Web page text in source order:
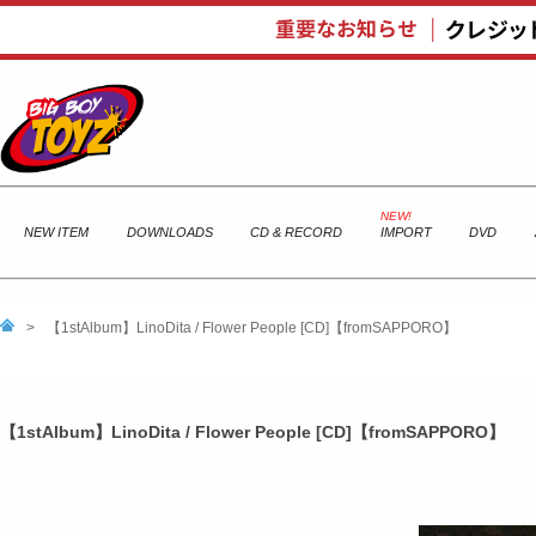
NEW ITEM DOWNLOADS CD & RECORD IMPORT DVD
> 【1stAlbum】LinoDita / Flower People [CD]【fromSAPPORO】
【1stAlbum】LinoDita / Flower People [CD]【fromSAPPORO】